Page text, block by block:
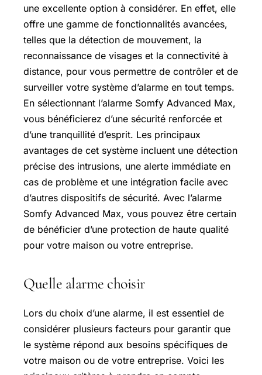
une excellente option à considérer. En effet, elle
offre une gamme de fonctionnalités avancées,
telles que la détection de mouvement, la
reconnaissance de visages et la connectivité à
distance, pour vous permettre de contrôler et de
surveiller votre système d’alarme en tout temps.
En sélectionnant l’alarme Somfy Advanced Max,
vous bénéficierez d’une sécurité renforcée et
d’une tranquillité d’esprit. Les principaux
avantages de cet système incluent une détection
précise des intrusions, une alerte immédiate en
cas de problème et une intégration facile avec
d’autres dispositifs de sécurité. Avec l’alarme
Somfy Advanced Max, vous pouvez être certain
de bénéficier d’une protection de haute qualité
pour votre maison ou votre entreprise.
Quelle alarme choisir
Lors du choix d’une alarme, il est essentiel de
considérer plusieurs facteurs pour garantir que
le système répond aux besoins spécifiques de
votre maison ou de votre entreprise. Voici les